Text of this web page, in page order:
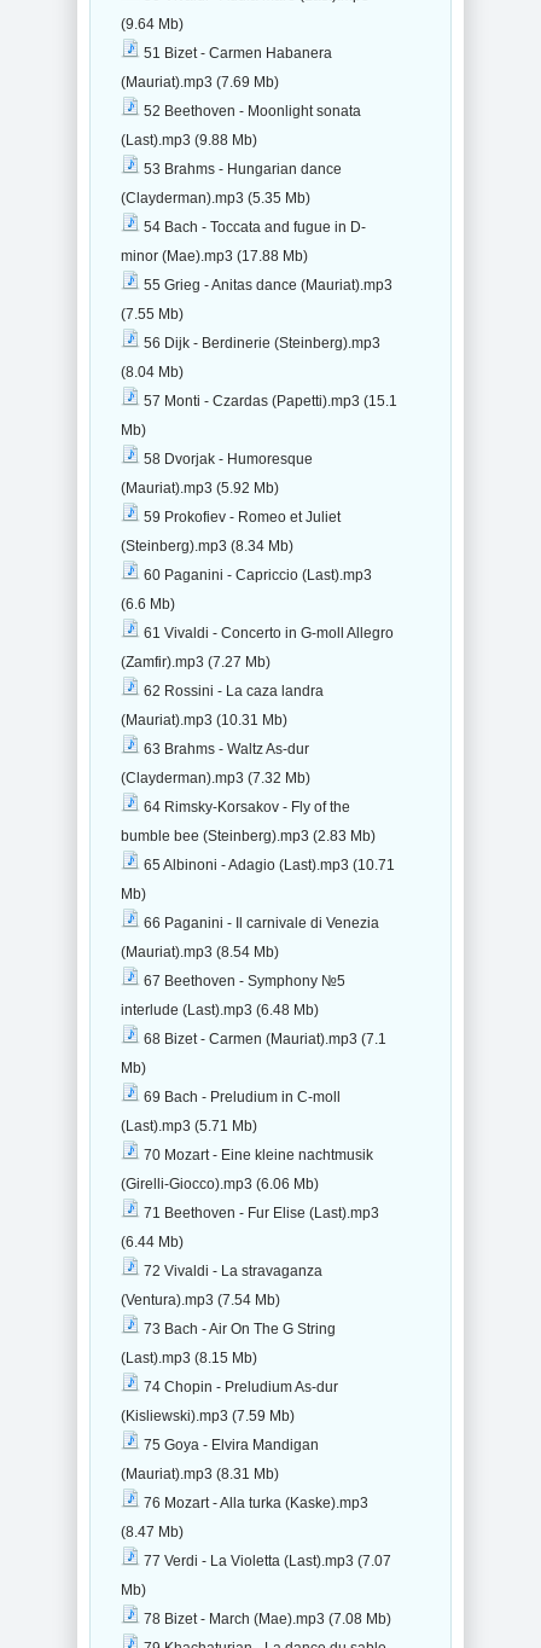
(9.64 Mb)
51 Bizet - Carmen Habanera
(Mauriat).mp3 (7.69 Mb)
52 Beethoven - Moonlight sonata
(Last).mp3 (9.88 Mb)
53 Brahms - Hungarian dance
(Clayderman).mp3 (5.35 Mb)
54 Bach - Toccata and fugue in D-
minor (Mae).mp3 (17.88 Mb)
55 Grieg - Anitas dance (Mauriat).mp3
(7.55 Mb)
56 Dijk - Berdinerie (Steinberg).mp3
(8.04 Mb)
57 Monti - Czardas (Papetti).mp3 (15.1
Mb)
58 Dvorjak - Humoresque
(Mauriat).mp3 (5.92 Mb)
59 Prokofiev - Romeo et Juliet
(Steinberg).mp3 (8.34 Mb)
60 Paganini - Capriccio (Last).mp3
(6.6 Mb)
61 Vivaldi - Concerto in G-moll Allegro
(Zamfir).mp3 (7.27 Mb)
62 Rossini - La caza landra
(Mauriat).mp3 (10.31 Mb)
63 Brahms - Waltz As-dur
(Clayderman).mp3 (7.32 Mb)
64 Rimsky-Korsakov - Fly of the
bumble bee (Steinberg).mp3 (2.83 Mb)
65 Albinoni - Adagio (Last).mp3 (10.71
Mb)
66 Paganini - Il carnivale di Venezia
(Mauriat).mp3 (8.54 Mb)
67 Beethoven - Symphony №5
interlude (Last).mp3 (6.48 Mb)
68 Bizet - Carmen (Mauriat).mp3 (7.1
Mb)
69 Bach - Preludium in C-moll
(Last).mp3 (5.71 Mb)
70 Mozart - Eine kleine nachtmusik
(Girelli-Giocco).mp3 (6.06 Mb)
71 Beethoven - Fur Elise (Last).mp3
(6.44 Mb)
72 Vivaldi - La stravaganza
(Ventura).mp3 (7.54 Mb)
73 Bach - Air On The G String
(Last).mp3 (8.15 Mb)
74 Chopin - Preludium As-dur
(Kisliewski).mp3 (7.59 Mb)
75 Goya - Elvira Mandigan
(Mauriat).mp3 (8.31 Mb)
76 Mozart - Alla turka (Kaske).mp3
(8.47 Mb)
77 Verdi - La Violetta (Last).mp3 (7.07
Mb)
78 Bizet - March (Mae).mp3 (7.08 Mb)